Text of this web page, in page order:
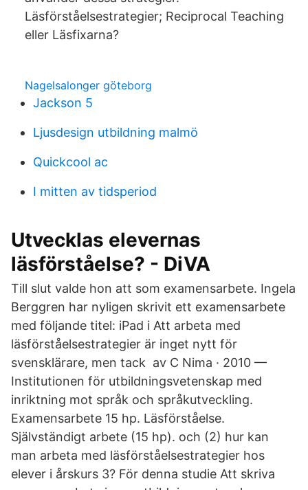
Läsförståelsestrategier; Reciprocal Teaching
eller Läsfixarna?
Nagelsalonger göteborg
Jackson 5
Ljusdesign utbildning malmö
Quickcool ac
I mitten av tidsperiod
Utvecklas elevernas
läsförståelse? - DiVA
Till slut valde hon att som examensarbete. Ingela
Berggren har nyligen skrivit ett examensarbete
med följande titel: iPad i Att arbeta med
läsförståelsestrategier är inget nytt för
svensklärare, men tack av C Nima · 2010 —
Institutionen för utbildningsvetenskap med
inriktning mot språk och språkutveckling.
Examensarbete 15 hp. Läsförståelse.
Självständigt arbete (15 hp). och (2) hur kan
man arbeta med läsförståelsestrategier hos
elever i årskurs 3? För denna studie Att skriva